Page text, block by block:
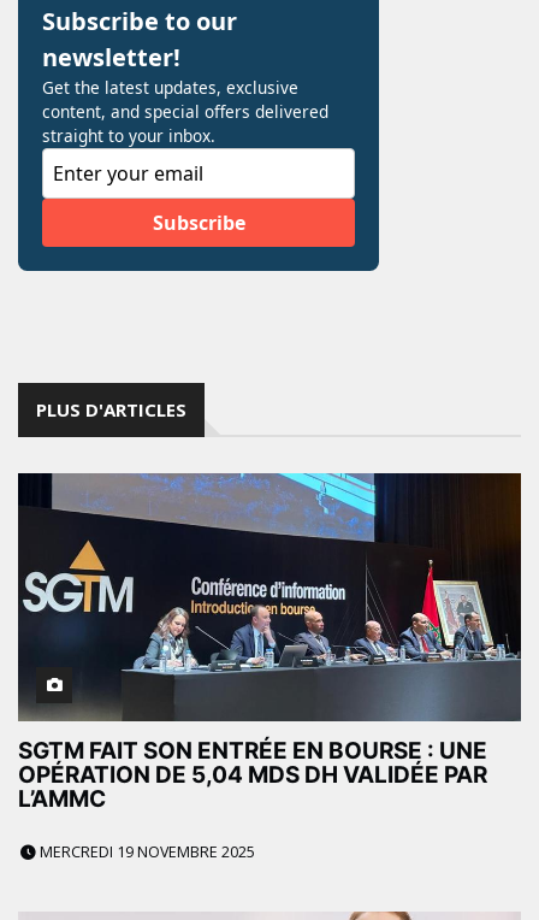
PLUS D'ARTICLES
SGTM FAIT SON ENTRÉE EN BOURSE : UNE
OPÉRATION DE 5,04 MDS DH VALIDÉE PAR
L’AMMC
MERCREDI 19 NOVEMBRE 2025